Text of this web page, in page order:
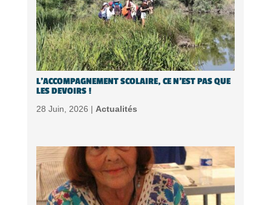
L’ACCOMPAGNEMENT SCOLAIRE, CE N’EST PAS QUE
LES DEVOIRS !
28 Juin, 2026 | Actualités